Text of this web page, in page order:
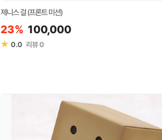
제니스 걸 (프론트 미션)
23% 100,000
★ 0.0 리뷰0